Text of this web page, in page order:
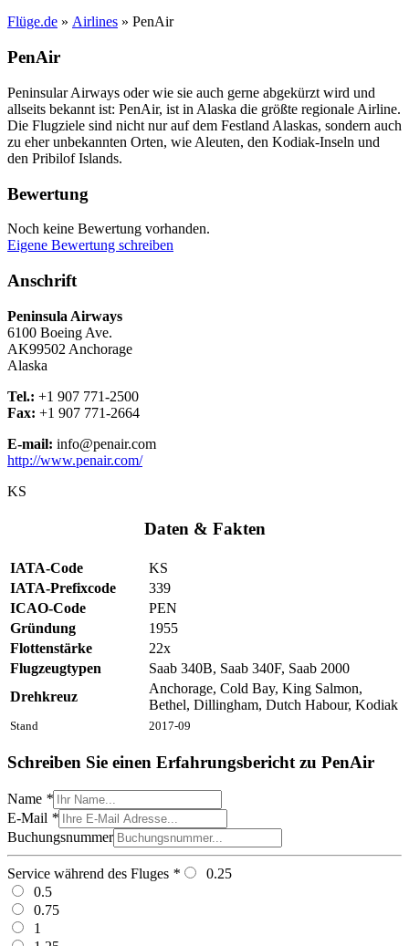
Flüge.de » Airlines » PenAir
PenAir
Peninsular Airways oder wie sie auch gerne abgekürzt wird und
allseits bekannt ist: PenAir, ist in Alaska die größte regionale Airline.
Die Flugziele sind nicht nur auf dem Festland Alaskas, sondern auch
zu eher unbekannten Orten, wie Aleuten, den Kodiak-Inseln und
den Pribilof Islands.
Bewertung
Noch keine Bewertung vorhanden.
Eigene Bewertung schreiben
Anschrift
Peninsula Airways
6100 Boeing Ave.
AK99502 Anchorage
Alaska
Tel.: +1 907 771-2500
Fax: +1 907 771-2664
E-mail: info@penair.com
http://www.penair.com/
KS
Daten & Fakten
Stand 2017-09
IATA-Code
KS
IATA-Prefixcode
339
ICAO-Code
PEN
Gründung
1955
Flottenstärke
22x
Flugzeugtypen
Saab 340B, Saab 340F, Saab 2000
Drehkreuz
Anchorage, Cold Bay, King Salmon,
Bethel, Dillingham, Dutch Habour, Kodiak
Schreiben Sie einen Erfahrungsbericht zu PenAir
Name *
E-Mail *
Buchungsnummer
Service während des Fluges *
0.25
0.5
0.75
1